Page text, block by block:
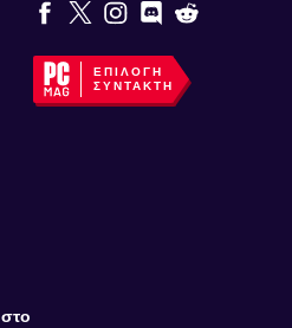
ΕΠΙΛΟΓΉ
ΣΥΝΤΆΚΤΗ
στο